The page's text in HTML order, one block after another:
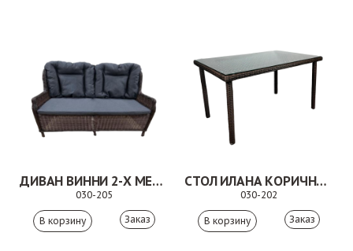
ДИВАН ВИННИ 2-Х МЕСТНЫЙ КОРИЧНЕВЫЙ
030-205
Заказ
СТОЛ ИЛАНА КОРИЧНЕВЫЙ
030-202
Заказ